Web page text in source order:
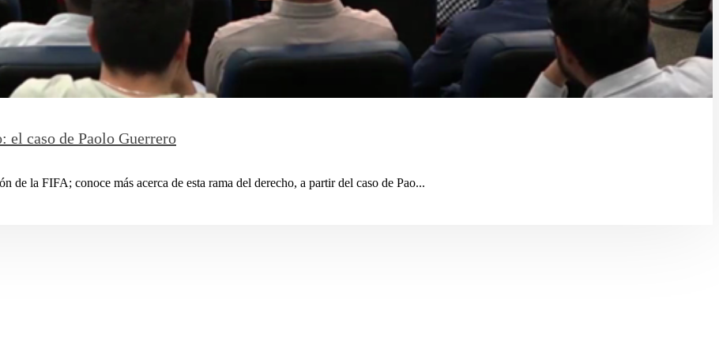
el caso de Paolo Guerrero
la FIFA; conoce más acerca de esta rama del derecho, a partir del caso de Pao...